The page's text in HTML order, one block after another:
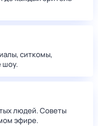
ситкомы,
шоу.
людей. Советы
эфире.